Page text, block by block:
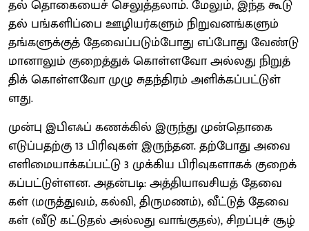
தல் தொகை​யைச் செலுத்​தலாம். மேலும், இந்த கூடு​
தல் பங்​களிப்பை ஊழியர்​களும் நிறு​வனங்​களும்
தங்​களுக்​குத் தேவைப்​படும்​போது எப்​போது வேண்​டு​
மா​னாலும் குறைத்​துக் கொள்​ளவோ அல்​லது நிறுத்​
திக் கொள்​ளவோ முழு சுதந்​திரம் அளிக்​கப்​பட்​டுள்​
ளது.
முன்பு இபிஎஃப் கணக்​கில் இருந்து முன்​தொகை
எடுப்​ப​தற்கு 13 பிரிவு​கள் இருந்​தன. தற்​போது அவை
எளிமை​யாக்​கப்​பட்டு 3 முக்​கிய பிரிவு​களாகக் குறைக்​
கப்​பட்​டுள்​ளன. அதன்​படி: அத்​தி​யா​வசி​யத் தேவை​
கள் (மருத்​து​வம், கல்​வி, திரு​மணம்), வீட்​டுத் தேவை​
கள் (வீடு கட்​டு​தல் அல்​லது வாங்​குதல்), சிறப்​புச் சூழ்​